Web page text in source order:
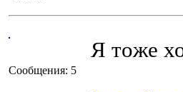
Сообщения: 5
Я тoже